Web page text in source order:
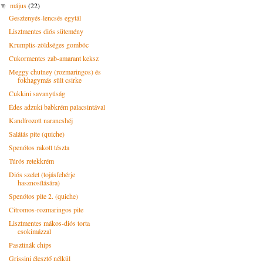
▼május(22)
Gesztenyés-lencsés egytál
Lisztmentes diós sütemény
Krumplis-zöldséges gombóc
Cukormentes zab-amarant keksz
Meggy chutney (rozmaringos) és
fokhagymás sült csirke
Cukkini savanyúság
Édes adzuki babkrém palacsintával
Kandírozott narancshéj
Salátás pite (quiche)
Spenótos rakott tészta
Túrós retekkrém
Diós szelet (tojásfehérje
hasznosítására)
Spenótos pite 2. (quiche)
Citromos-rozmaringos pite
Lisztmentes mákos-diós torta
csokimázzal
Pasztinák chips
Grissini élesztő nélkül